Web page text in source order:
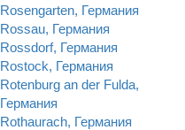
Rosengarten, Германия
Rossau, Германия
Rossdorf, Германия
Rostock, Германия
Rotenburg an der Fulda,
Германия
Rothaurach, Германия